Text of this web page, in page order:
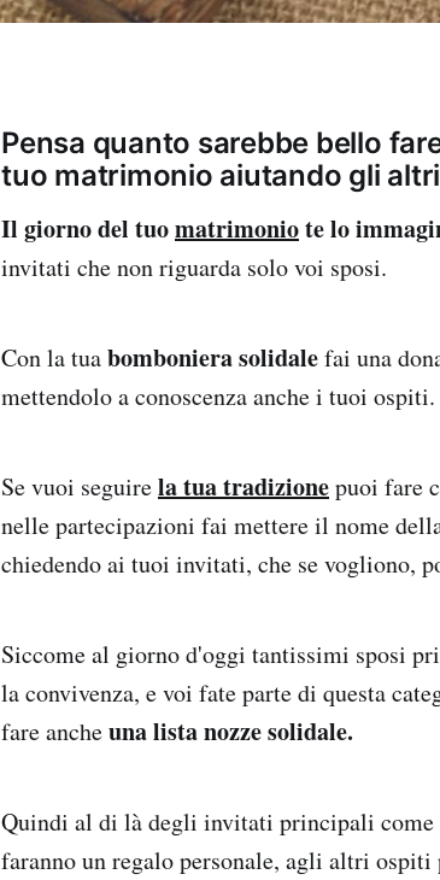
Pensa quanto sarebbe bello
tuo matrimonio aiutando gli
Il giorno del tuomatrimoniote lo
invitati che non riguarda solo voi sposi.
Con la tuabomboniera solidalefai una
mettendolo a conoscenza anche i tuoi ospiti.
Se vuoi seguirela tua tradizionepuoi fare
nelle partecipazioni fai mettere il nome
chiedendo ai tuoi invitati, che se vogliono,
Siccome al giorno d'oggi tantissimi sposi
la convivenza, e voi fate parte di questa
fare ancheuna lista nozze solidale.
Quindi al di là degli invitati principali
faranno un regalo personale, agli altri ospiti